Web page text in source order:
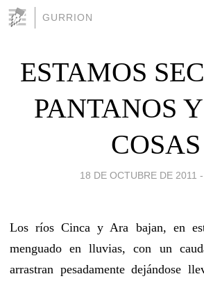
GURRION
ESTAMOS
PANTANOS
COSAS
18 DE OCTUBRE DE 2011
Los ríos Cinca y Ara bajan, en
menguado en lluvias, con un
arrastran pesadamente dejándose